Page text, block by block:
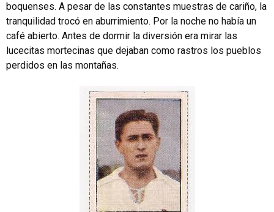
boquenses. A pesar de las constantes muestras de cariño, la
tranquilidad trocó en aburrimiento. Por la noche no había un
café abierto. Antes de dormir la diversión era mirar las
lucecitas mortecinas que dejaban como rastros los pueblos
perdidos en las montañas.